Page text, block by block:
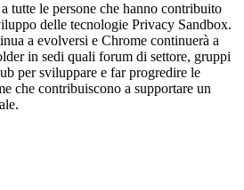
tutte le persone che hanno contribuito
delle tecnologie Privacy Sandbox.
a evolversi e Chrome continuerà a
in sedi quali forum di settore, gruppi
per sviluppare e far progredire le
che contribuiscono a supportare un